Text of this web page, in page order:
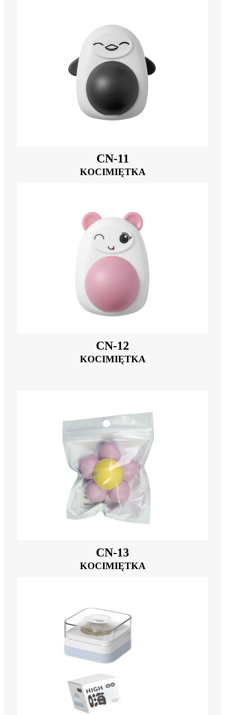
CN-11
KOCIMIĘTKA
CN-12
KOCIMIĘTKA
CN-13
KOCIMIĘTKA